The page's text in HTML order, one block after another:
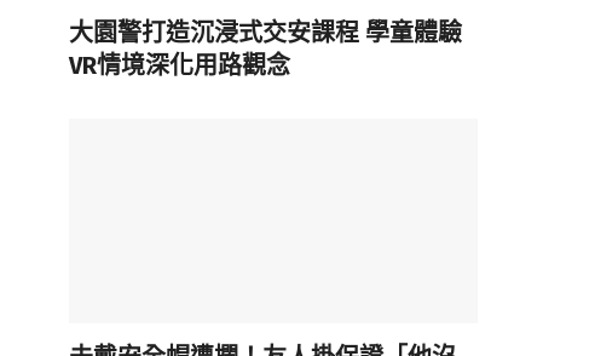
大園警打造沉浸式交安課程 學童體驗
VR情境深化用路觀念